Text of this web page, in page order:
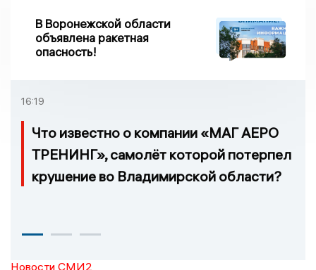
В Воронежской области
объявлена ракетная
опасность!
16:19
Что известно о компании «МАГ АЕРО
ТРЕНИНГ», самолёт которой потерпел
крушение во Владимирской области?
Новости СМИ2